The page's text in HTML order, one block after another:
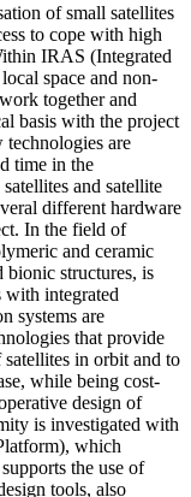
of small satellites
to cope with high
IRAS (Integrated
space and non-
together and
basis with the project
technologies are
time in the
and satellite
different hardware
In the field of
and ceramic
structures, is
with integrated
systems are
that provide
in orbit and to
while being cost-
design of
is investigated with
which
the use of
tools, also